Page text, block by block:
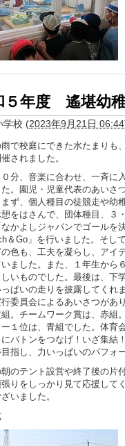
５年度 遙堪幼
学校 (2023年9月21日 06:44
で校庭にできた水たまりも
されました。
０分、音楽に合わせ、一斉に
。園児・児童代表のあいさ
まず、個人種目の徒競走や幼
をはさんで、団体種目、３
かよしジャパンでゴールを
＆Go」を行いました。そ
色も、工夫を凝らし、アイ
ました。また、１年生から
いものでした。最後は、下
ぱいの走りを披露してくれ
委員会によるあいさつがあ
。チームワーク賞は、赤組
１位は、青組でした。体
にバトンをつなげ！いざ集結
指し、力いっぱいのパフォ
のテント設営や終了後の片
りをしっかり見て応援して
いました。